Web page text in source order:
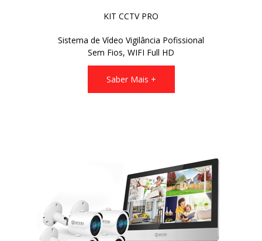
KIT CCTV PRO
Sistema de Vídeo Vigilância Pofissional
Sem Fios, WIFI Full HD
Saber Mais +